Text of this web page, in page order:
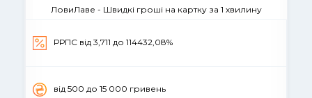
ЛовиЛаве - Швидкі гроші на картку за 1 хвилину
РРПС вiд 3,711 до 114432,08%
вiд 500 до 15 000 гривень